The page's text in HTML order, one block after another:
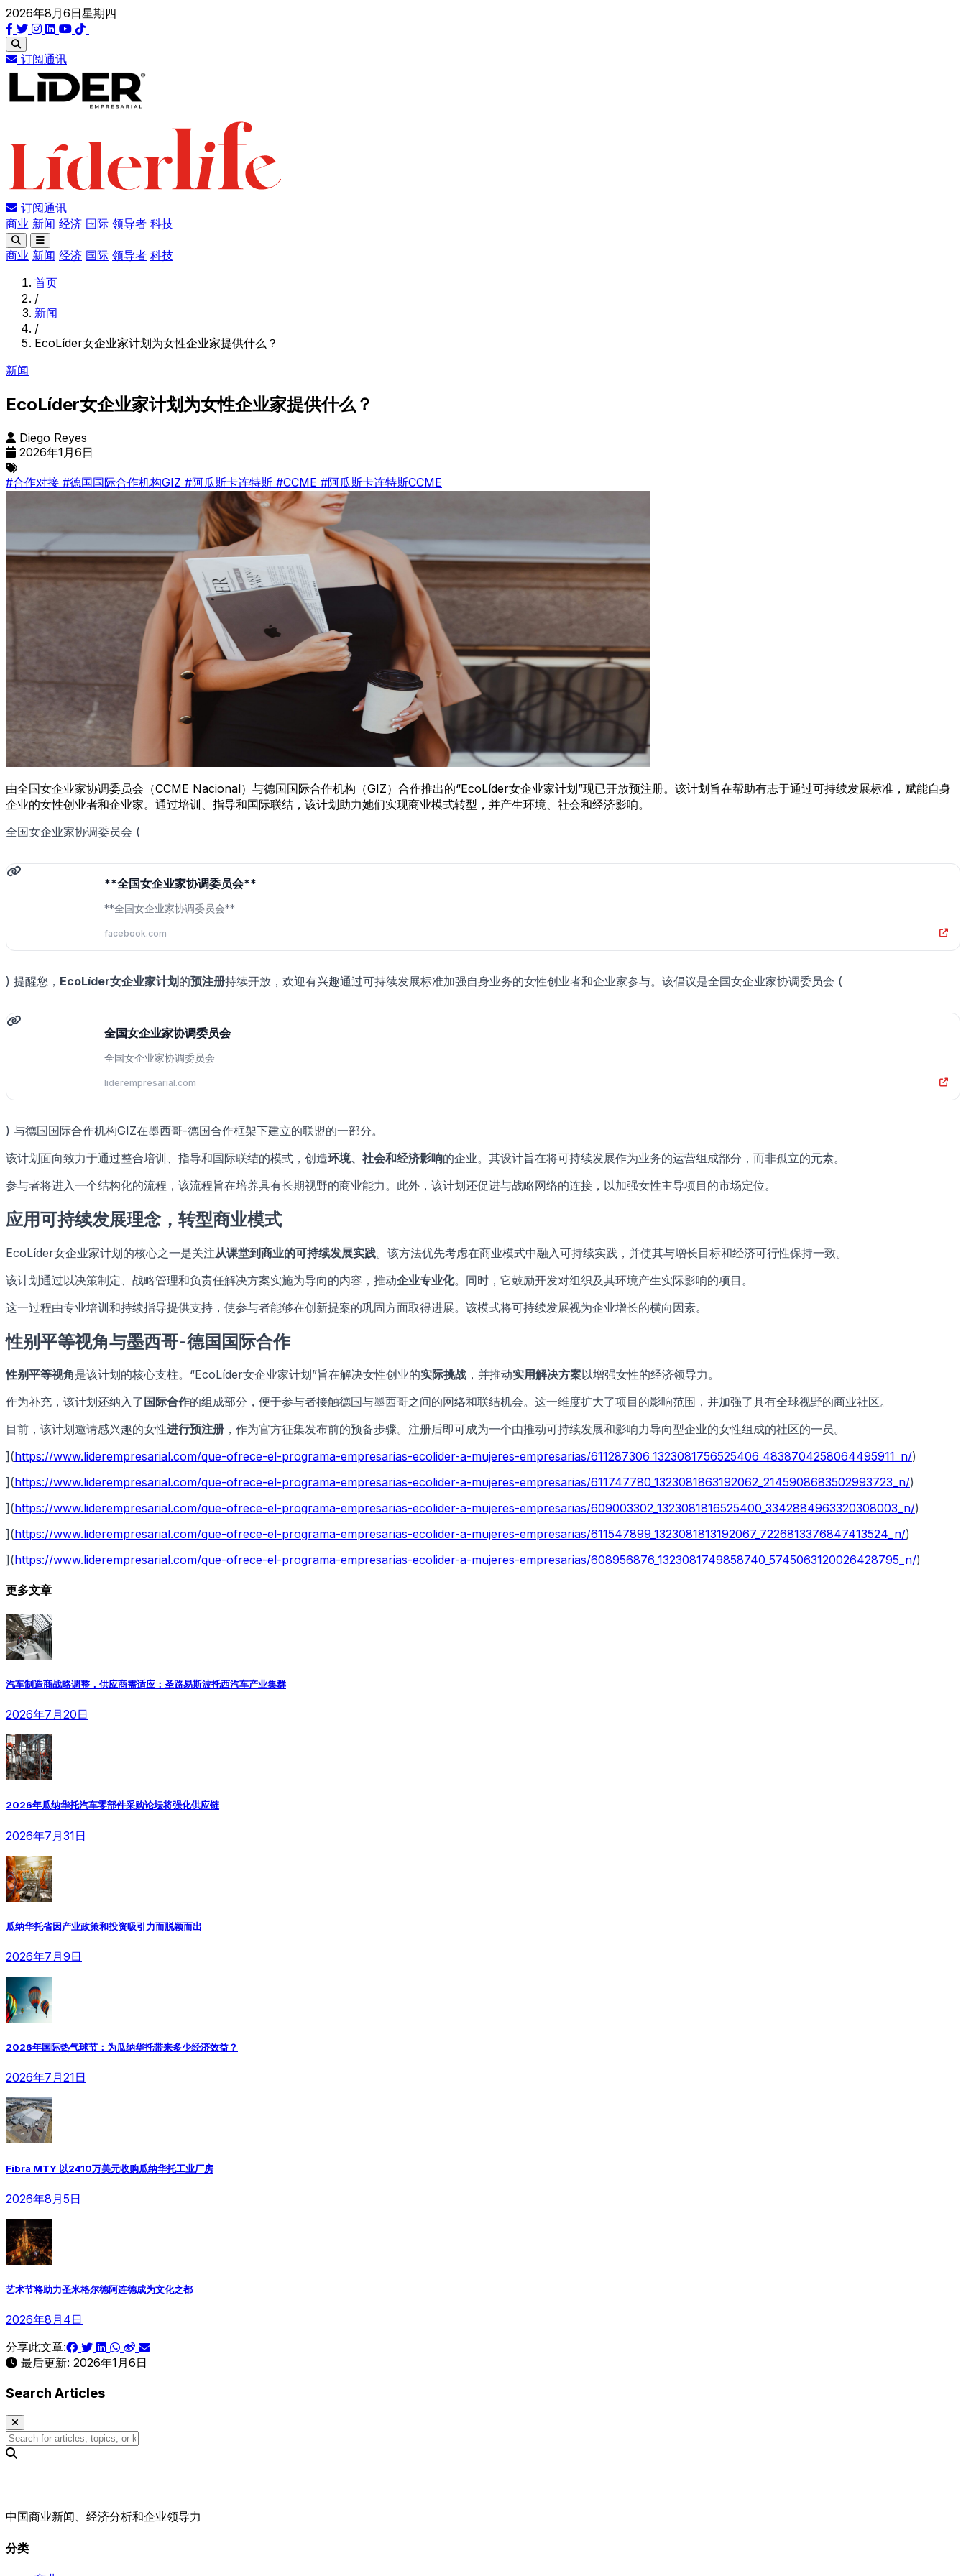
2026年8月6日星期四
订阅通讯
订阅通讯
商业 新闻 经济 国际 领导者 科技
商业 新闻 经济 国际 领导者 科技
首页
/
新闻
/
EcoLíder女企业家计划为女性企业家提供什么？
新闻
EcoLíder女企业家计划为女性企业家提供什么？
Diego Reyes
2026年1月6日
#合作对接 #德国国际合作机构GIZ #阿瓜斯卡连特斯 #CCME #阿瓜斯卡连特斯CCME
由全国女企业家协调委员会（CCME Nacional）与德国国际合作机构（GIZ）合作推出的“EcoLíder女企业家计划”现已开放预注册。该计划旨在帮助有志于通过可持续发展标准，赋能自身
企业的女性创业者和企业家。通过培训、指导和国际联结，该计划助力她们实现商业模式转型，并产生环境、社会和经济影响。
全国女企业家协调委员会 (
**全国女企业家协调委员会**
**全国女企业家协调委员会**
facebook.com
) 提醒您， EcoLíder女企业家计划的预注册持续开放，欢迎有兴趣通过可持续发展标准加强自身业务的女性创业者和企业家参与。该倡议是全国女企业家协调委员会 (
全国女企业家协调委员会
全国女企业家协调委员会
liderempresarial.com
) 与德国国际合作机构GIZ在墨西哥-德国合作框架下建立的联盟的一部分。
该计划面向致力于通过整合培训、指导和国际联结的模式，创造环境、社会和经济影响的企业。其设计旨在将可持续发展作为业务的运营组成部分，而非孤立的元素。
参与者将进入一个结构化的流程，该流程旨在培养具有长期视野的商业能力。此外，该计划还促进与战略网络的连接，以加强女性主导项目的市场定位。
应用可持续发展理念，转型商业模式
EcoLíder女企业家计划的核心之一是关注从课堂到商业的可持续发展实践。该方法优先考虑在商业模式中融入可持续实践，并使其与增长目标和经济可行性保持一致。
该计划通过以决策制定、战略管理和负责任解决方案实施为导向的内容，推动企业专业化。同时，它鼓励开发对组织及其环境产生实际影响的项目。
这一过程由专业培训和持续指导提供支持，使参与者能够在创新提案的巩固方面取得进展。该模式将可持续发展视为企业增长的横向因素。
性别平等视角与墨西哥-德国国际合作
性别平等视角是该计划的核心支柱。“EcoLíder女企业家计划”旨在解决女性创业的实际挑战 ，并推动实用解决方案以增强女性的经济领导力。
作为补充，该计划还纳入了 国际合作的组成部分，便于参与者接触德国与墨西哥之间的网络和联结机会。这一维度扩大了项目的影响范围，并加强了具有全球视野的商业社区。
目前，该计划邀请感兴趣的女性进行预注册 ，作为官方征集发布前的预备步骤。注册后即可成为一个由推动可持续发展和影响力导向型企业的女性组成的社区的一员。
](https://www.liderempresarial.com/que-ofrece-el-programa-empresarias-ecolider-a-mujeres-empresarias/611287306_1323081756525406_4838704258064495911_n/)
](https://www.liderempresarial.com/que-ofrece-el-programa-empresarias-ecolider-a-mujeres-empresarias/611747780_1323081863192062_2145908683502993723_n/)
](https://www.liderempresarial.com/que-ofrece-el-programa-empresarias-ecolider-a-mujeres-empresarias/609003302_1323081816525400_3342884963320308003_n/)
](https://www.liderempresarial.com/que-ofrece-el-programa-empresarias-ecolider-a-mujeres-empresarias/611547899_1323081813192067_7226813376847413524_n/)
](https://www.liderempresarial.com/que-ofrece-el-programa-empresarias-ecolider-a-mujeres-empresarias/608956876_1323081749858740_5745063120026428795_n/)
更多文章
汽车制造商战略调整，供应商需适应：圣路易斯波托西汽车产业集群
2026年7月20日
2026年瓜纳华托汽车零部件采购论坛将强化供应链
2026年7月31日
瓜纳华托省因产业政策和投资吸引力而脱颖而出
2026年7月9日
2026年国际热气球节：为瓜纳华托带来多少经济效益？
2026年7月21日
Fibra MTY 以2410万美元收购瓜纳华托工业厂房
2026年8月5日
艺术节将助力圣米格尔德阿连德成为文化之都
2026年8月4日
分享此文章:
最后更新: 2026年1月6日
Search Articles
中国商业新闻、经济分析和企业领导力
分类